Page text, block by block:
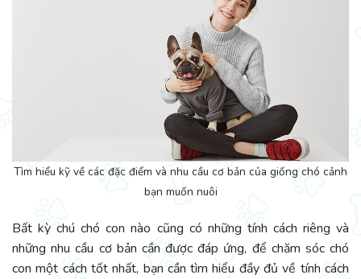
Tìm hiểu kỹ về các đặc điểm và nhu cầu cơ bản của giống chó cảnh
bạn muốn nuôi
Bất kỳ chú chó con nào cũng có những tính cách riêng và
những nhu cầu cơ bản cần được đáp ứng, để chăm sóc chó
con một cách tốt nhất, bạn cần tìm hiểu đầy đủ về tính cách